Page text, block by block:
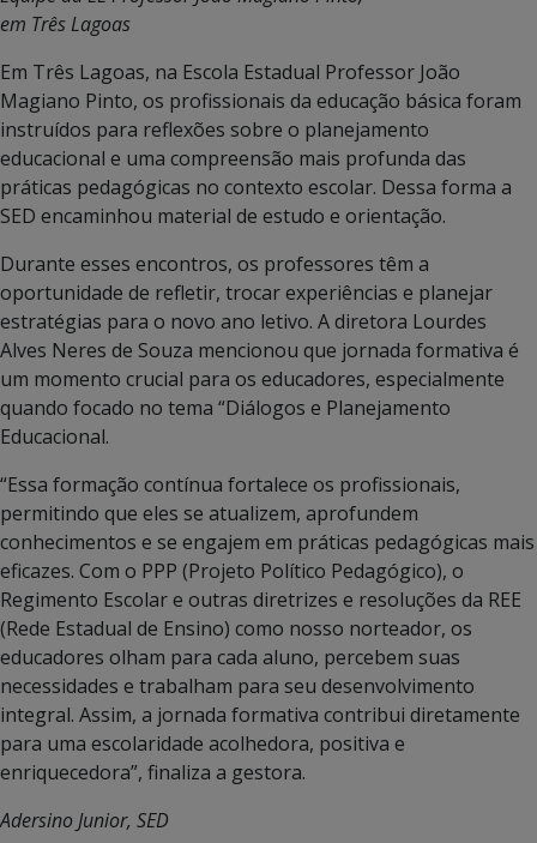
em Três Lagoas
Em Três Lagoas, na Escola Estadual Professor João
Magiano Pinto, os profissionais da educação básica foram
instruídos para reflexões sobre o planejamento
educacional e uma compreensão mais profunda das
práticas pedagógicas no contexto escolar. Dessa forma a
SED encaminhou material de estudo e orientação.
Durante esses encontros, os professores têm a
oportunidade de refletir, trocar experiências e planejar
estratégias para o novo ano letivo. A diretora Lourdes
Alves Neres de Souza mencionou que jornada formativa é
um momento crucial para os educadores, especialmente
quando focado no tema “Diálogos e Planejamento
Educacional.
“Essa formação contínua fortalece os profissionais,
permitindo que eles se atualizem, aprofundem
conhecimentos e se engajem em práticas pedagógicas mais
eficazes. Com o PPP (Projeto Político Pedagógico), o
Regimento Escolar e outras diretrizes e resoluções da REE
(Rede Estadual de Ensino) como nosso norteador, os
educadores olham para cada aluno, percebem suas
necessidades e trabalham para seu desenvolvimento
integral. Assim, a jornada formativa contribui diretamente
para uma escolaridade acolhedora, positiva e
enriquecedora”, finaliza a gestora.
Adersino Junior, SED